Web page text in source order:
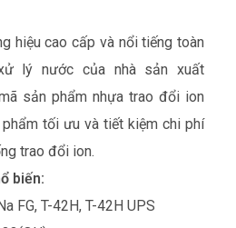
hiệu cao cấp và nổi tiếng toàn
lý nước của nhà sản xuất
sản phẩm nhựa trao đổi ion
tối ưu và tiết kiệm chi phí
trao đổi ion.
biến:
FG, T-42H, T-42H UPS